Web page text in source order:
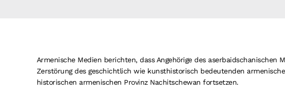
Armenische Medien berichten, dass Angehörige des aserbaidschanischen
Zerstörung des geschichtlich wie kunsthistorisch bedeutenden
historischen armenischen Provinz Nachitschewan fortsetzen.